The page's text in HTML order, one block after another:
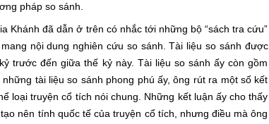
pháp so sánh.
đã dẫn ở trên có nhắc tới những bộ “sách tra cứu”
nội dung nghiên cứu so sánh. Tài liệu so sánh được
trước đến giữa thế kỷ này. Tài liệu so sánh ấy còn gồm
tài liệu so sánh phong phú ấy, ông rút ra một số kết
loại truyện cổ tích nói chung. Những kết luận ấy cho thấy
nên tính quốc tế của truyện cổ tích, nhưng điều mà ông